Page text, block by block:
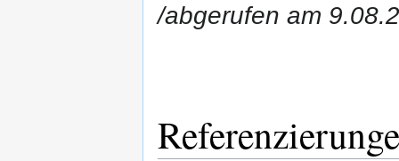
/abgerufen am